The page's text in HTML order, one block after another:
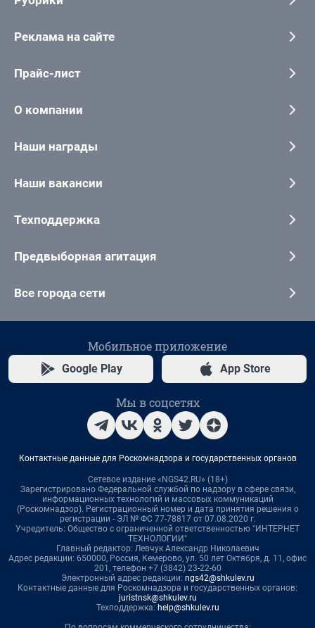
Реклама на сайте
Прайс-лист
О компании
Наши награды
Наши вакансии
Техподдержка
Предвыборная агитация
Все города сети
Мобильное приложение
Google Play App Store
Мы в соцсетях
Контактные данные для Роскомнадзора и государственных органов
Сетевое издание «NGS42.RU» (18+)
Зарегистрировано Федеральной службой по надзору в сфере связи,
информационных технологий и массовых коммуникаций
(Роскомнадзор). Регистрационный номер и дата принятия решения о
регистрации - ЭЛ № ФС 77-78817 от 07.08.2020 г.
Учредитель: Общество с ограниченной ответственностью "ИНТЕРНЕТ
ТЕХНОЛОГИИ"
Главный редактор: Левчук Александр Николаевич
Адрес редакции: 650000, Россия, Кемерово, ул. 50 лет Октября, д. 11, офис
201, телефон +7 (3842) 23-22-60
Электронный адрес редакции: ngs42@shkulev.ru
Контактные данные для Роскомнадзора и государственных органов:
juristnsk@shkulev.ru
Техподдержка: help@shkulev.ru